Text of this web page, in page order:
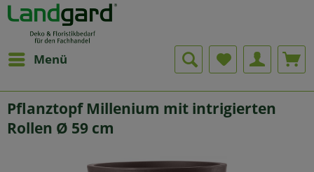
Menü
Pflanztopf Millenium mit intrigierten
Rollen Ø 59 cm